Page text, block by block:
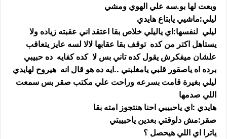
وبعت لها بو.سه علي الهوي ومشي
ليلي:ماشيي يابتاع هايدي
ليلي لنفسها:اي ياليلي خلاص بقا اعتقد اني عقبته زياده ولا
يستاهل اكتر من كده توقف بقا عقابها لالا لسه عايز يتعاقب
علشان ميفكرش يقول كده تاني بس لا كده كفايه ده حبيبي
برده اه ياصقور قلبي يامغلبني ..ايه ده هو قال انه هيروح لهايدي
ليلي بغيرة قامت بسرعه وراحت علي مكتب صقر بس سمعت
اللي صدمها
هايدي :اي ياحبيبي احنا هنتجوز امته بقا
صقر:مش دلوقتي بعدين ياحبيبتي
ياترا اي اللي هيحصل ؟